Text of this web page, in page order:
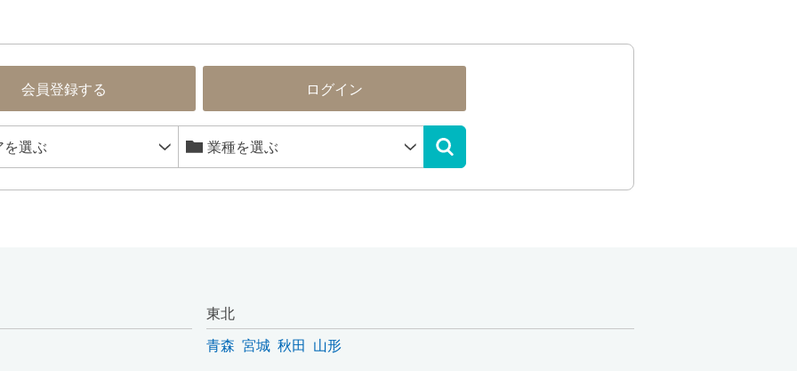
会員登録する ログイン
東北
青森 宮城 秋田 山形